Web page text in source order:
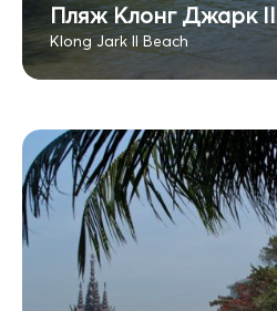
Пляж Клонг Джарк II
Klong Jark II Beach